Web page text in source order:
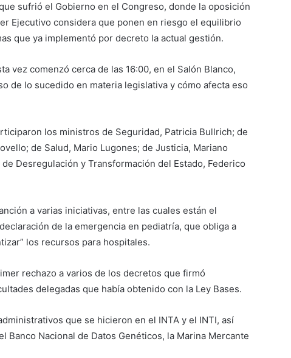
sufrió el Gobierno en el Congreso, donde la oposición
Ejecutivo considera que ponen en riesgo el equilibrio
que ya implementó por decreto la actual gestión.
vez comenzó cerca de las 16:00, en el Salón Blanco,
de lo sucedido en materia legislativa y cómo afecta eso
los ministros de Seguridad, Patricia Bullrich; de
de Salud, Mario Lugones; de Justicia, Mariano
Desregulación y Transformación del Estado, Federico
a varias iniciativas, entre las cuales están el
de la emergencia en pediatría, que obliga a
los recursos para hospitales.
rechazo a varios de los decretos que firmó
delegadas que había obtenido con la Ley Bases.
que se hicieron en el INTA y el INTI, así
Nacional de Datos Genéticos, la Marina Mercante